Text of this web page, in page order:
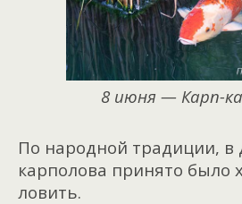
8 июня — Карп-
По народной традиции, в
карполова принято было
ловить.